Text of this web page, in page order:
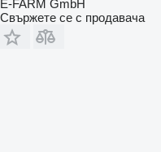
E-FARM GmbH
Свържете се с продавача